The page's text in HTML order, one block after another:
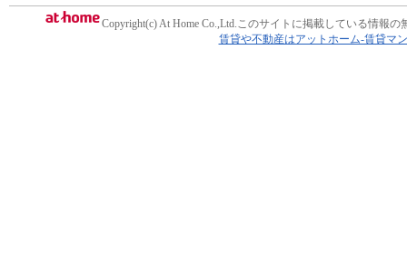
Copyright(c) At Home Co.,Ltd.このサイトに掲載している情報の
賃貸や不動産はアットホーム-賃貸マ